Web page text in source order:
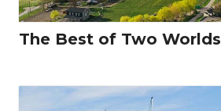
The Best of Two Worlds